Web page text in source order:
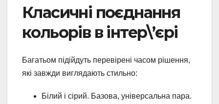
Класичні поєднання
кольорів в інтер\’єрі
Багатьом підійдуть перевірені часом рішення,
які завжди виглядають стильно:
Білий і сірий. Базова, універсальна пара.